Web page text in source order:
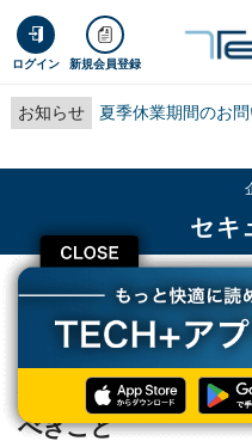
ログイン 新規会員登録
お知らせ 夏季休業期間のお
セキ
TECH+ 企業IT
セキュリティ
個人情報保護法の改正を機に企業が
個人情報保護法の改
べきこと